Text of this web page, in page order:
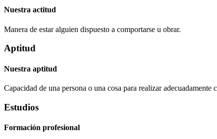
Nuestra actitud
Manera de estar alguien dispuesto a comportarse u obrar.
Aptitud
Nuestra aptitud
Capacidad de una persona o una cosa para realizar
Estudios
Formación profesional